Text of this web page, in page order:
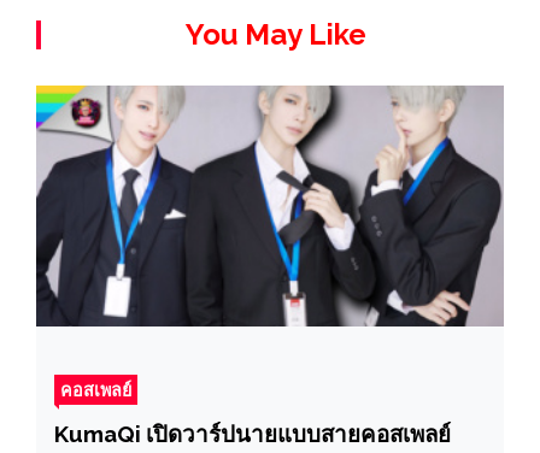
You May Like
คอสเพลย์
KumaQi เปิดวาร์ปนายแบบสายคอสเพลย์